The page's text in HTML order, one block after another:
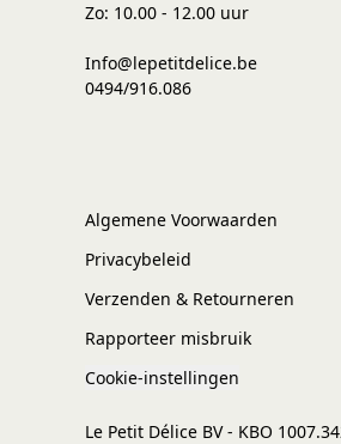
Zo: 10.00 - 12.00 uur
Info@lepetitdelice.be
0494/916.086
Algemene Voorwaarden
Privacybeleid
Verzenden & Retourneren
Rapporteer misbruik
Cookie-instellingen
Le Petit Délice BV - KBO